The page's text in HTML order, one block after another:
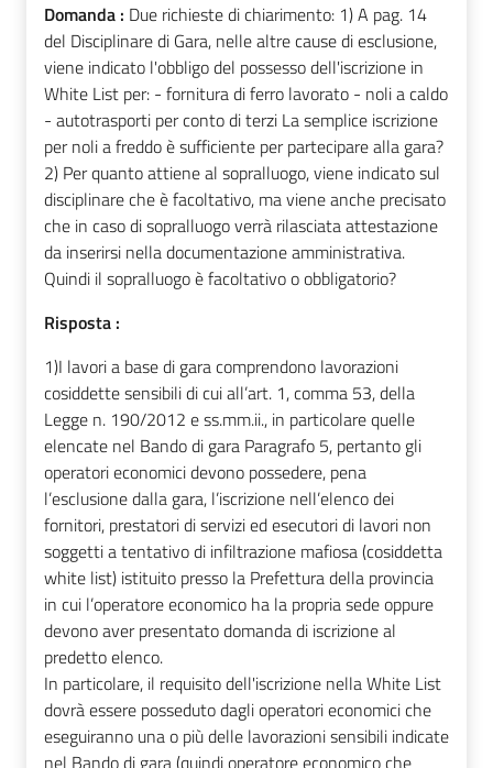
Domanda : Due richieste di chiarimento: 1) A pag. 14
del Disciplinare di Gara, nelle altre cause di esclusione,
viene indicato l'obbligo del possesso dell'iscrizione in
White List per: - fornitura di ferro lavorato - noli a caldo
- autotrasporti per conto di terzi La semplice iscrizione
per noli a freddo è sufficiente per partecipare alla gara?
2) Per quanto attiene al sopralluogo, viene indicato sul
disciplinare che è facoltativo, ma viene anche precisato
che in caso di sopralluogo verrà rilasciata attestazione
da inserirsi nella documentazione amministrativa.
Quindi il sopralluogo è facoltativo o obbligatorio?
Risposta :
1)I lavori a base di gara comprendono lavorazioni
cosiddette sensibili di cui all’art. 1, comma 53, della
Legge n. 190/2012 e ss.mm.ii., in particolare quelle
elencate nel Bando di gara Paragrafo 5, pertanto gli
operatori economici devono possedere, pena
l’esclusione dalla gara, l’iscrizione nell’elenco dei
fornitori, prestatori di servizi ed esecutori di lavori non
soggetti a tentativo di infiltrazione mafiosa (cosiddetta
white list) istituito presso la Prefettura della provincia
in cui l’operatore economico ha la propria sede oppure
devono aver presentato domanda di iscrizione al
predetto elenco.
In particolare, il requisito dell'iscrizione nella White List
dovrà essere posseduto dagli operatori economici che
eseguiranno una o più delle lavorazioni sensibili indicate